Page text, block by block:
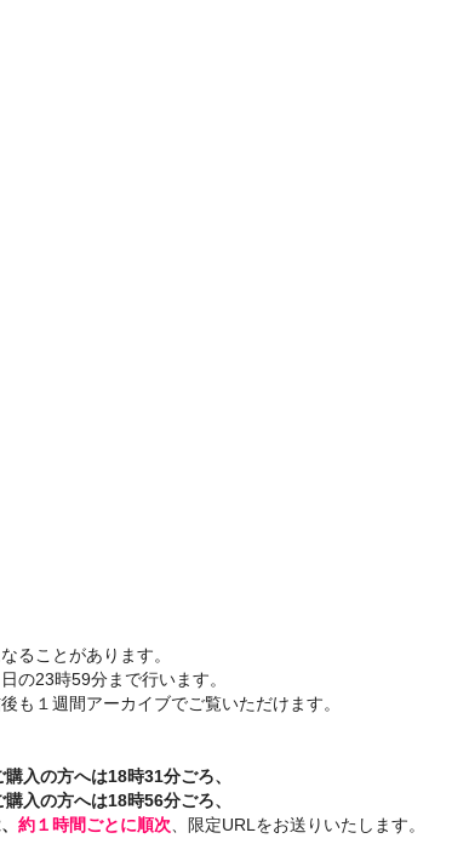
ることがあります。
の23時59分まで行います。
も１週間アーカイブでご覧いただけます。
入の方へは18時31分ごろ、
入の方へは18時56分ごろ、
約１時間ごとに順次 、限定URLをお送りいたします。